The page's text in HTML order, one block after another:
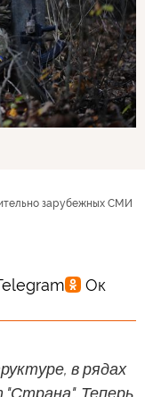
зарубежных СМИ
в рядах
Теперь